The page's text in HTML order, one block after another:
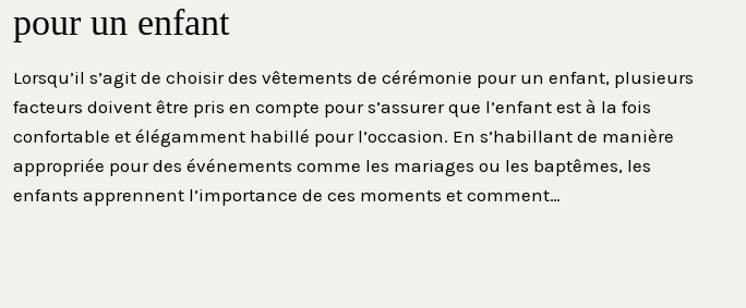
pour un enfant
Lorsqu’il s’agit de choisir des vêtements de cérémonie pour un enfant, plusieurs
facteurs doivent être pris en compte pour s’assurer que l’enfant est à la fois
confortable et élégamment habillé pour l’occasion. En s’habillant de manière
appropriée pour des événements comme les mariages ou les baptêmes, les
enfants apprennent l’importance de ces moments et comment…